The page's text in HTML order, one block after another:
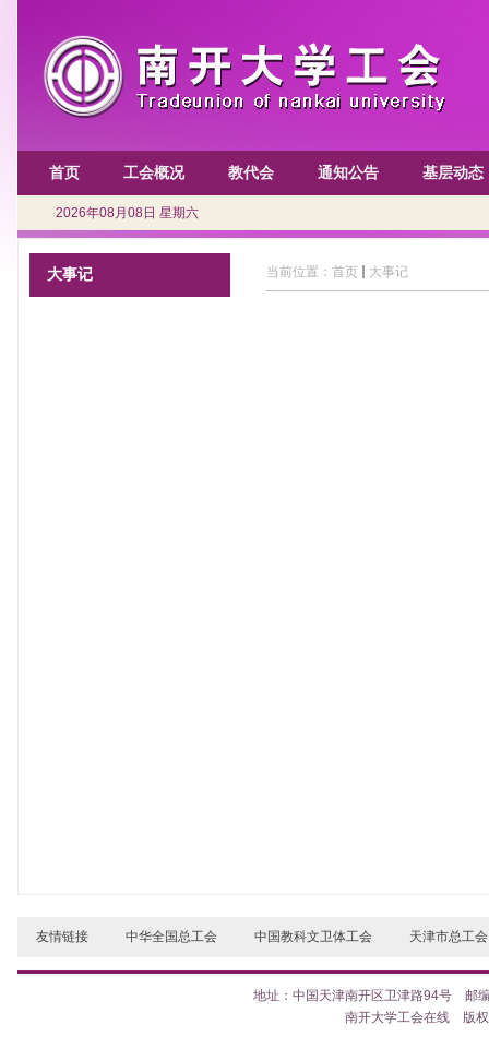
首页 工会概况 教代会 通知公告 基层动态
2026年08月08日 星期六
大事记 当前位置： 首页 大事记
友情链接 中华全国总工会 中国教科文卫体工会 天津市总工会
地址：中国天津南开区卫津路94号 邮
南开大学工会在线 版